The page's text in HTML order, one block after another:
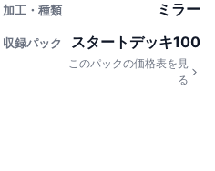
加工・種類 ミラー
収録パック スタートデッキ100
このパックの価格表を見
る